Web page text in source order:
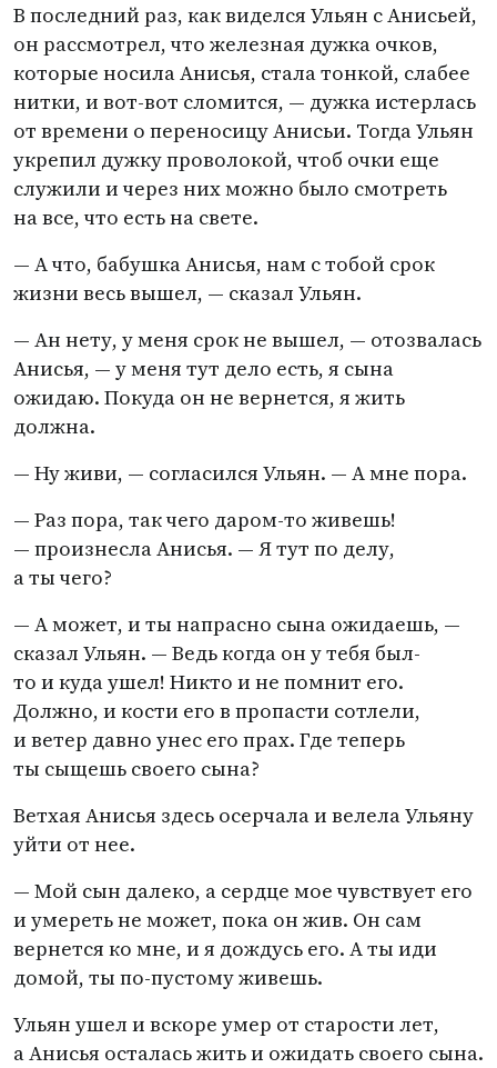
В последний раз, как виделся Ульян с Анисьей,
он рассмотрел, что железная дужка очков,
которые носила Анисья, стала тонкой, слабее
нитки, и вот-вот сломится, — дужка истерлась
от времени о переносицу Анисьи. Тогда Ульян
укрепил дужку проволокой, чтоб очки еще
служили и через них можно было смотреть
на все, что есть на свете.
— А что, бабушка Анисья, нам с тобой срок
жизни весь вышел, — сказал Ульян.
— Ан нету, у меня срок не вышел, — отозвалась
Анисья, — у меня тут дело есть, я сына
ожидаю. Покуда он не вернется, я жить
должна.
— Ну живи, — согласился Ульян. — А мне пора.
— Раз пора, так чего даром-то живешь!
— произнесла Анисья. — Я тут по делу,
а ты чего?
— А может, и ты напрасно сына ожидаешь, —
сказал Ульян. — Ведь когда он у тебя был-
то и куда ушел! Никто и не помнит его.
Должно, и кости его в пропасти сотлели,
и ветер давно унес его прах. Где теперь
ты сыщешь своего сына?
Ветхая Анисья здесь осерчала и велела Ульяну
уйти от нее.
— Мой сын далеко, а сердце мое чувствует его
и умереть не может, пока он жив. Он сам
вернется ко мне, и я дождусь его. А ты иди
домой, ты по-пустому живешь.
Ульян ушел и вскоре умер от старости лет,
а Анисья осталась жить и ожидать своего сына.